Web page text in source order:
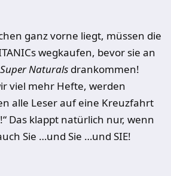
ganz vorne liegt, müssen die
wegkaufen, bevor sie an
Super Naturals drankommen!
viel mehr Hefte, werden
alle Leser auf eine Kreuzfahrt
Das klappt natürlich nur, wenn
Sie …und Sie …und SIE!